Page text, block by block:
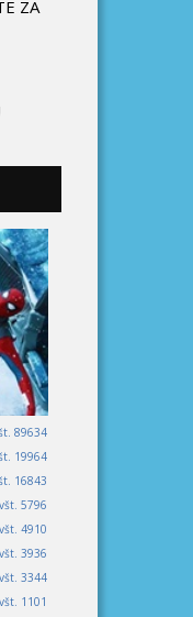
ZA
89634
19964
16843
5796
4910
3936
3344
1101